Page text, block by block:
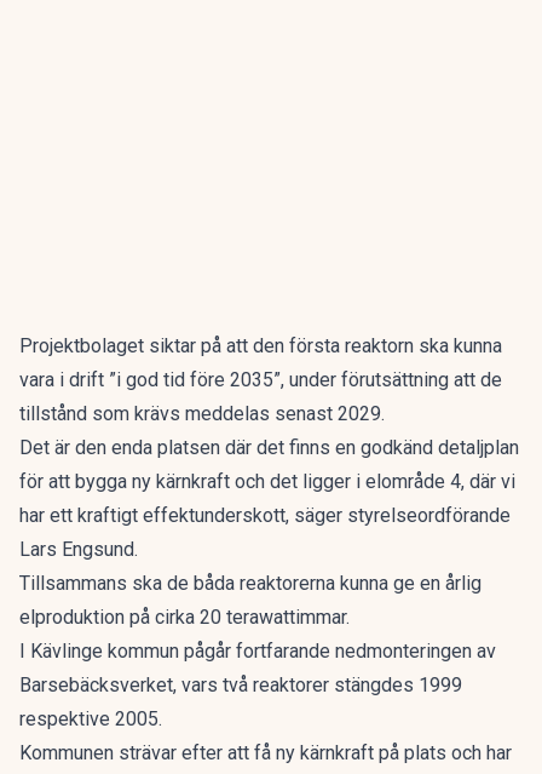
Projektbolaget siktar på att den första reaktorn ska kunna
vara i drift ”i god tid före 2035”, under förutsättning att de
tillstånd som krävs meddelas senast 2029.
Det är den enda platsen där det finns en godkänd detaljplan
för att bygga ny kärnkraft och det ligger i elområde 4, där vi
har ett kraftigt effektunderskott, säger styrelseordförande
Lars Engsund.
Tillsammans ska de båda reaktorerna kunna ge en årlig
elproduktion på cirka 20 terawattimmar.
I Kävlinge kommun pågår fortfarande nedmonteringen av
Barsebäcksverket, vars två reaktorer stängdes 1999
respektive 2005.
Kommunen strävar efter att få ny kärnkraft på plats och har